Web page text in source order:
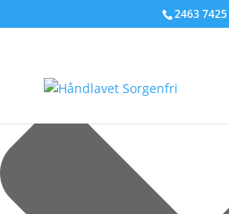
Administrer samtykke til cookies2463 7425